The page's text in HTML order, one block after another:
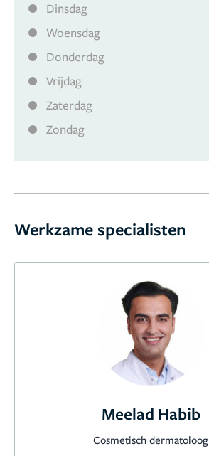
Dinsdag
Woensdag
Donderdag
Vrijdag
Zaterdag
Zondag
Werkzame specialisten
Meelad Habib
Cosmetisch dermatoloog